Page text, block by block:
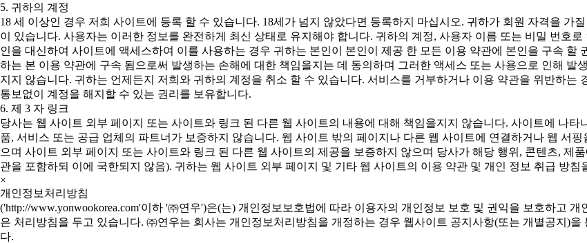
5. 귀하의 계정
18 세 이상인 경우 저희 사이트에 등록 할 수 있습니다. 18세가 넘지 않았다면 등록하지 마십시오. 귀하가 회원 자격을 가
이 있습니다. 사용자는 이러한 정보를 완전하게 최신 상태로 유지해야 합니다. 귀하의 계정, 사용자 이름 또는 비밀 번호
인을 대신하여 사이트에 액세스하여 이를 사용하는 경우 귀하는 본인이 본인이 제공 한 모든 이용 약관에 본인을 구속 할
하는 본 이용 약관에 구속 됨으로써 발생하는 손해에 대한 책임을지는 데 동의하며 그러한 액세스 또는 사용으로 인해
지지 않습니다. 귀하는 언제든지 저희와 귀하의 계정을 취소 할 수 있습니다. 서비스를 거부하거나 이용 약관을 위반하는
통보없이 계정을 해지할 수 있는 권리를 보유합니다.
6. 제 3 자 링크
당사는 웹 사이트 외부 페이지 또는 사이트와 링크 된 다른 웹 사이트의 내용에 대해 책임을지지 않습니다. 사이트에 나
품, 서비스 또는 공급 업체의 파트너가 보증하지 않습니다. 웹 사이트 밖의 페이지나 다른 웹 사이트에 연결하거나 웹 서
으며 사이트 외부 페이지 또는 사이트와 링크 된 다른 웹 사이트의 제공을 보증하지 않으며 당사가 해당 행위, 콘텐츠, 제
관을 포함하되 이에 국한되지 않음). 귀하는 웹 사이트 외부 페이지 및 기타 웹 사이트의 이용 약관 및 개인 정보 취급 방침
×
개인정보처리방침
('http://www.yonwookorea.com'이하 '㈜연우')은(는) 개인정보보호법에 따라 이용자의 개인정보 보호 및 권익을 보호하고
은 처리방침을 두고 있습니다. ㈜연우는 회사는 개인정보처리방침을 개정하는 경우 웹사이트 공지사항(또는 개별공지)을
다.